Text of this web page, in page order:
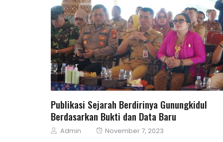
Publikasi Sejarah Berdirinya Gunungkidul
Berdasarkan Bukti dan Data Baru
Author
Admin
Posted
November 7, 2023